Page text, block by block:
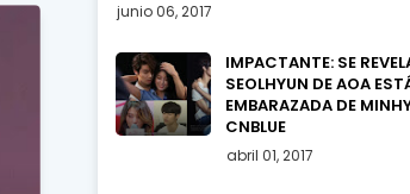
junio 06, 2017
IMPACTANTE: SE
SEOLHYUN DE AOA
EMBARAZADA DE
CNBLUE
abril 01, 2017